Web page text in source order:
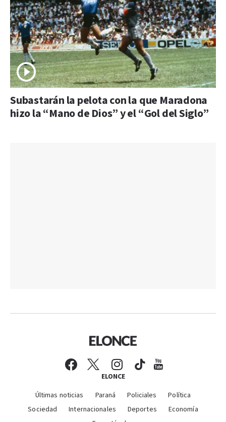
Subastarán la pelota con la que Maradona
hizo la “Mano de Dios” y el “Gol del Siglo”
ELONCE
Últimas noticias Paraná Policiales
Política
Sociedad
Internacionales Deportes
Economía